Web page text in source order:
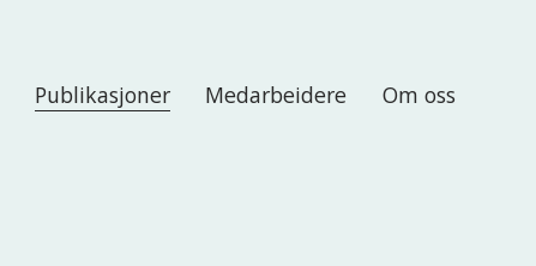
Publikasjoner Medarbeidere Om oss